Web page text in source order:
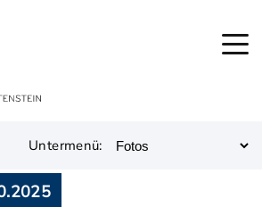
Untermenü: